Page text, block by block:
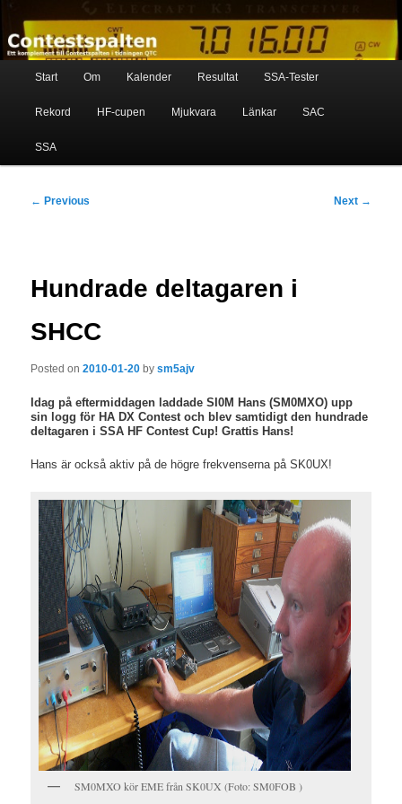
Skip
primary
content
Contestspalten
Start Om Kalender Resultat SSA-Tester
Rekord HF-cupen Mjukvara Länkar SAC
SSA
Post
← Previous Next →
Hundrade deltagaren i
SHCC
Posted on2010-01-20 bysm5ajv
Idag på eftermiddagen laddade SI0M Hans (SM0MXO) upp
sin logg för HA DX Contest och blev samtidigt den hundrade
deltagaren i SSA HF Contest Cup! Grattis Hans!
Hans är också aktiv på de högre frekvenserna på SK0UX!
SM0MXO kör EME från SK0UX (Foto: SM0FOB )